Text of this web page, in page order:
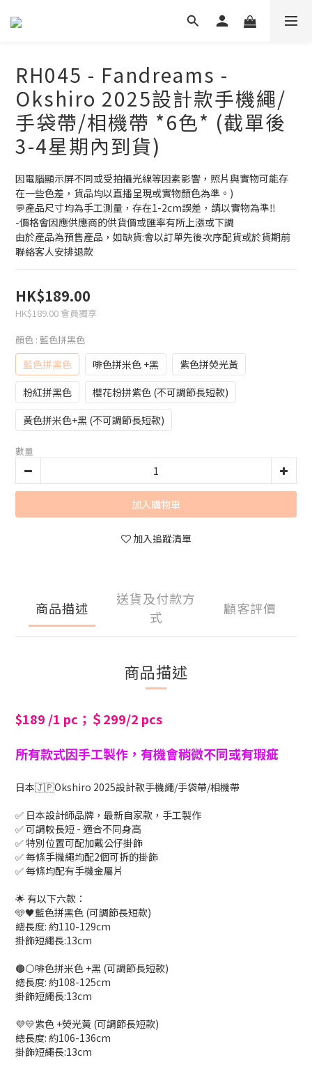
RH045 - Fandreams -
Okshiro 2025設計款手機繩/
手袋帶/相機帶 *6色* (截單後
3-4星期內到貨)
因電腦顯示屏不同或受拍攝光線等因素影響，照片與實物可能存
在一些色差，貨品均以直播呈現或實物顏色為準。)
💬產品尺寸均為手工測量，存在1-2cm誤差，請以實物為準‼
-價格會因應供應商的供貨價或匯率有所上漲或下調
由於產品為預售產品，如缺貨:會以訂單先後次序配貨或於貨期前
聯絡客人安排退款
HK$189.00
HK$189.00 會員獨享
顏色 : 藍色拼黑色
藍色拼黑色 啡色拼米色 +黑
紫色拼熒光黃
粉紅拼黑色
櫻花粉拼紫色 (不可調節長短款)
黃色拼米色+黑 (不可調節長短款)
數量
加入購物車
加入追蹤清單
商品描述
送貨及付款方
式
顧客評價
商品描述
$189 /1 pc；＄299/2 pcs
所有款式因手工製作，有機會稍微不同或有瑕疵
日本🇯🇵Okshiro 2025設計款手機繩/手袋帶/相機帶
✅ 日本設計師品牌，最新自家款，手工製作
✅ 可調較長短 - 適合不同身高
✅ 特別位置可配加戴公仔掛飾
✅ 每條手機繩均配2個可拆的掛飾
✅ 每條均配有手機金屬片
🌟 有以下六款：
🩵🖤藍色拼黑色 (可調節長短款)
總長度: 約110-129cm
掛飾短繩長:13cm
🟤⚪️啡色拼米色 +黑 (可調節長短款)
總長度: 約108-125cm
掛飾短繩長:13cm
💜💛紫色 +熒光黃 (可調節長短款)
總長度: 約106-136cm
掛飾短繩長:13cm